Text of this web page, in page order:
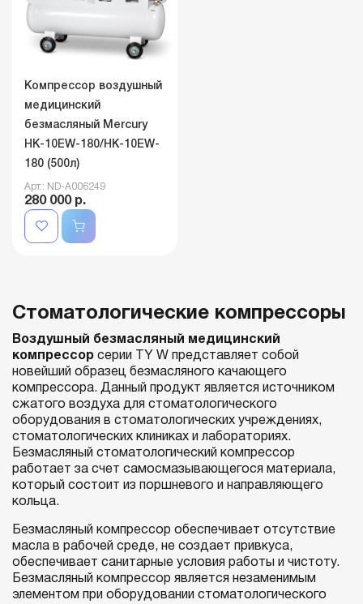
Компрессор воздушный
медицинский
безмасляный Mercury
HK-10EW-180/HK-10EW-
180 (500л)
Арт.: ND-A006249
280 000 р.
Стоматологические компрессоры
Воздушный безмасляный медицинский
компрессор серии TY W представляет собой
новейший образец безмасляного качающего
компрессора. Данный продукт является источником
сжатого воздуха для стоматологического
оборудования в стоматологических учреждениях,
стоматологических клиниках и лабораториях.
Безмасляный стоматологический компрессор
работает за счет самосмазывающегося материала,
который состоит из поршневого и направляющего
кольца.
Безмасляный компрессор обеспечивает отсутствие
масла в рабочей среде, не создает привкуса,
обеспечивает санитарные условия работы и чистоту.
Безмасляный компрессор является незаменимым
элементом при оборудовании стоматологического